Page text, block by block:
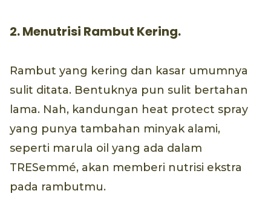
2. Menutrisi Rambut Kering.
Rambut yang kering dan kasar umumnya
sulit ditata. Bentuknya pun sulit bertahan
lama. Nah, kandungan heat protect spray
yang punya tambahan minyak alami,
seperti marula oil yang ada dalam
TRESemmé, akan memberi nutrisi ekstra
pada rambutmu.